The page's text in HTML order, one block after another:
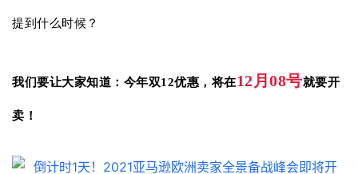
提到什么时候？
我们要让大家知道：今年双12优惠 ，将在12 月 08号就要开
卖 ！